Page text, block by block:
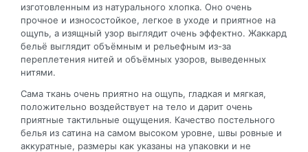
изготовленным из натурального хлопка. Оно очень
прочное и износостойкое, легкое в уходе и приятное на
ощупь, а изящный узор выглядит очень эффектно. Жаккард
бельё выглядит объёмным и рельефным из-за
переплетения нитей и объёмных узоров, выведенных
нитями.
Сама ткань очень приятно на ощупь, гладкая и мягкая,
положительно воздействует на тело и дарит очень
приятные тактильные ощущения. Качество постельного
белья из сатина на самом высоком уровне, швы ровные и
аккуратные, размеры как указаны на упаковки и не